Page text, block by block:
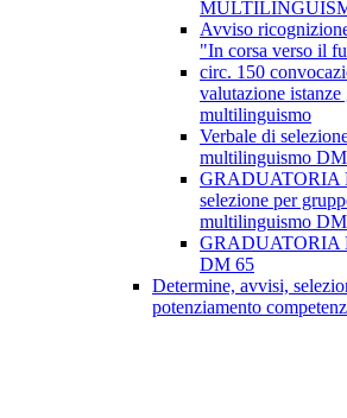
Avviso
"In corsa verso il
circ. 150
valutazione
multilinguismo
Verbale di
multilinguismo
GRADUATORIA
selezione per
multilinguismo
GRADUATORIA
DM 65
Determine, avvisi,
potenziamento